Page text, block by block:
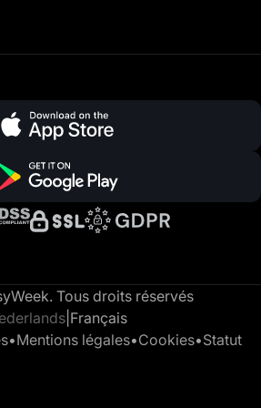
Tous droits réservés
Français
•Mentions légales•Cookies•Statut